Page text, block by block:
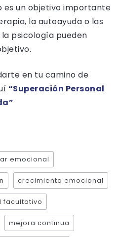
es un objetivo importante
la autoayuda o las
psicología pueden
en tu camino de
“Superación Personal
emocional
crecimiento emocional
facultativo
mejora continua